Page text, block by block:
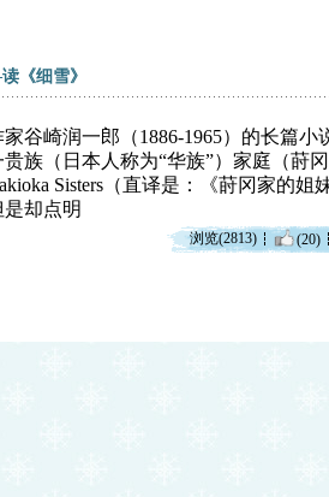
《细雪》
家谷崎润一郎（1886-1965）的长篇
贵族（日本人称为“华族”）家庭（莳
Sisters（直译是：《莳冈家的姐
却点明
浏览(2813) (20)